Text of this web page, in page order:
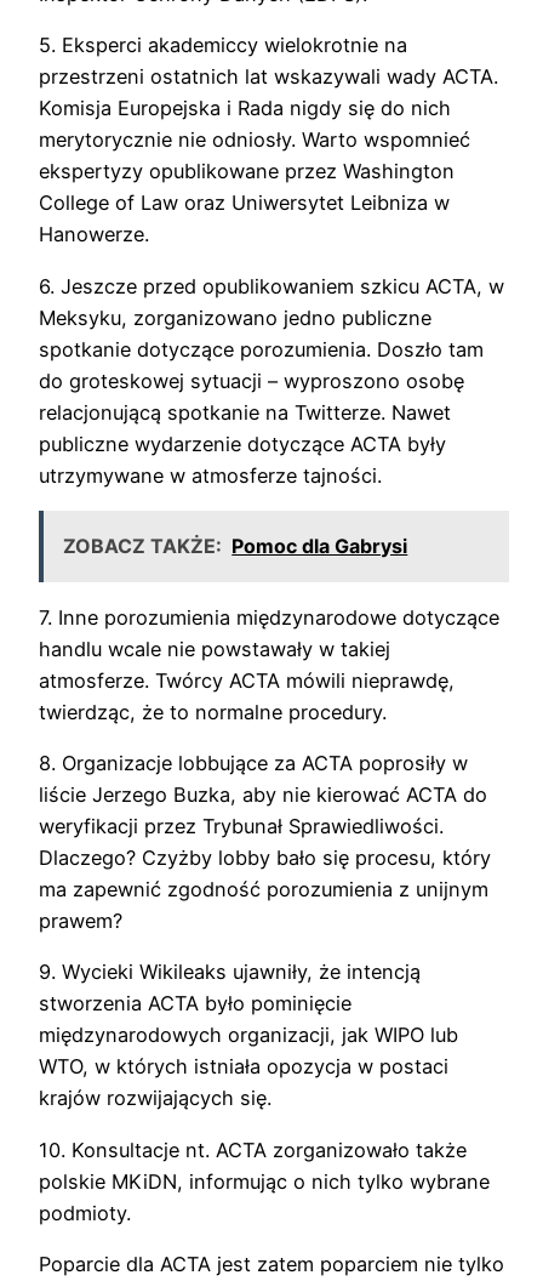
5. Eksperci akademiccy wielokrotnie na
przestrzeni ostatnich lat wskazywali wady ACTA.
Komisja Europejska i Rada nigdy się do nich
merytorycznie nie odniosły. Warto wspomnieć
ekspertyzy opublikowane przez Washington
College of Law oraz Uniwersytet Leibniza w
Hanowerze.
6. Jeszcze przed opublikowaniem szkicu ACTA, w
Meksyku, zorganizowano jedno publiczne
spotkanie dotyczące porozumienia. Doszło tam
do groteskowej sytuacji – wyproszono osobę
relacjonującą spotkanie na Twitterze. Nawet
publiczne wydarzenie dotyczące ACTA były
utrzymywane w atmosferze tajności.
ZOBACZ TAKŻE: Pomoc dla Gabrysi
7. Inne porozumienia międzynarodowe dotyczące
handlu wcale nie powstawały w takiej
atmosferze. Twórcy ACTA mówili nieprawdę,
twierdząc, że to normalne procedury.
8. Organizacje lobbujące za ACTA poprosiły w
liście Jerzego Buzka, aby nie kierować ACTA do
weryfikacji przez Trybunał Sprawiedliwości.
Dlaczego? Czyżby lobby bało się procesu, który
ma zapewnić zgodność porozumienia z unijnym
prawem?
9. Wycieki Wikileaks ujawniły, że intencją
stworzenia ACTA było pominięcie
międzynarodowych organizacji, jak WIPO lub
WTO, w których istniała opozycja w postaci
krajów rozwijających się.
10. Konsultacje nt. ACTA zorganizowało także
polskie MKiDN, informując o nich tylko wybrane
podmioty.
Poparcie dla ACTA jest zatem poparciem nie tylko